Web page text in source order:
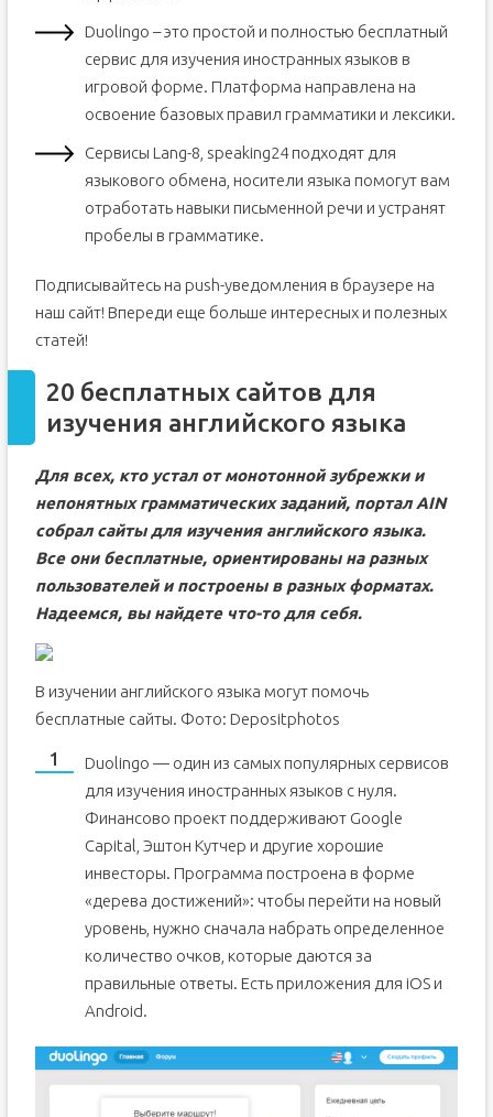
Duolingo – это простой и полностью бесплатный
сервис для изучения иностранных языков в
игровой форме. Платформа направлена на
освоение базовых правил грамматики и лексики.
Сервисы Lang-8, speaking24 подходят для
языкового обмена, носители языка помогут вам
отработать навыки письменной речи и устранят
пробелы в грамматике.
Подписывайтесь на push-уведомления в браузере на
наш сайт! Впереди еще больше интересных и полезных
статей!
20 бесплатных сайтов для
изучения английского языка
Для всех, кто устал от монотонной зубрежки и
непонятных грамматических заданий, портал AIN
собрал сайты для изучения английского языка.
Все они бесплатные, ориентированы на разных
пользователей и построены в разных форматах.
Надеемся, вы найдете что-то для себя.
В изучении английского языка могут помочь
бесплатные сайты. Фото: Depositphotos
Duolingo — один из самых популярных сервисов
для изучения иностранных языков с нуля.
Финансово проект поддерживают Google
Capital, Эштон Кутчер и другие хорошие
инвесторы. Программа построена в форме
«дерева достижений»: чтобы перейти на новый
уровень, нужно сначала набрать определенное
количество очков, которые даются за
правильные ответы. Есть приложения для iOS и
Android.